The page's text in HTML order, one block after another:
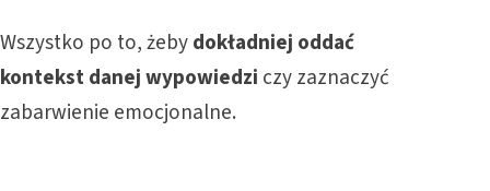
Wszystko po to, żebydokładniej oddać
kontekst danej wypowiedzi czy zaznaczyć
zabarwienie emocjonalne.